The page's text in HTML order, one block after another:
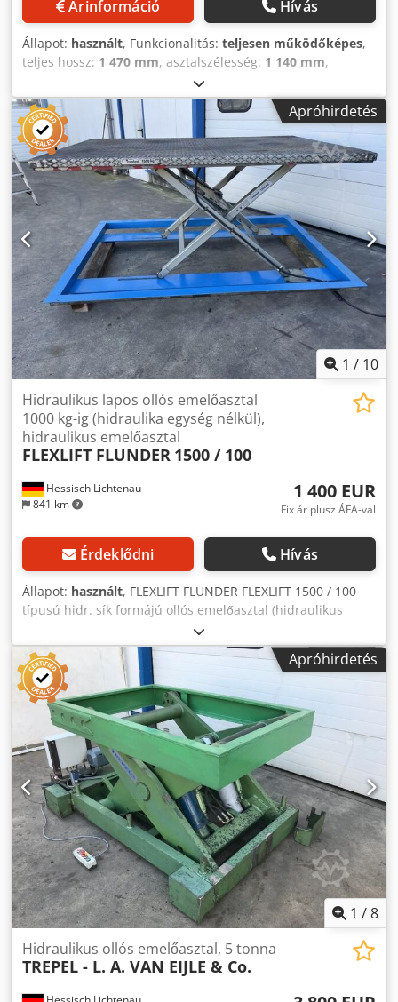
Árinformáció Hívás
Állapot: használt, Funkcionalitás: teljesen működőképes,
teljes hossz: 1 470 mm, asztalszélesség: 1 140 mm,
, munkamagasság:
Ollós emelőasztal raklapok kényelmes munkamagasságba
emeléséhez Dodszf Ehzepfx Ad Ssck
Apróhirdetés
1 / 10
Hessisch Lichtenau
841 km
Hidraulikus lapos ollós emelőasztal
1000 kg-ig (hidraulika egység nélkül),
hidraulikus emelőasztal
FLEXLIFT FLUNDER 1500 / 100
1 400 EUR
Fix ár plusz ÁFA-val
Érdeklődni Hívás
Állapot: használt, FLEXLIFT FLUNDER FLEXLIFT 1500 / 100
típusú hidr. sík formájú ollós emelőasztal (hidraulikus
egység nélkül) Djdol Nbqcopfx Ad Seck Gyártási év 1991
Névleges emelőképesség 1500 kg Emelési kapacitás
(gyakorlatban tesztelve) 1000 kg (kb. 350 bar nyomáson)
Platformméret 2100 x 1400 mm Emelés max. 930 mm
Teljes magasság - alul 100 mm (szerelőkerettel) Teljes
magasság - felül 1030 mm Hidraulikus üzemi nyomás 350
bar = 1000 kg emelőerő A hidraulika motorteljesítménye
1,5 kW Hálózati csatlakozás 400 Volt, 50 Hz - Mechanikus-
hidraulikus biztonsági végálláskapcsolók a biztonsági rúd
működtetésekor leállítják a leeresztési folyamatot. -
hidraulikus egység nélkül - elektromos vezérlés nélkül A
szerelőkeret hossza 2270 mm A szerelőkeret szélessége
1580 mm A szerelőkeret magassága = teljes magasság alul
100 mm Az emelőasztal önsúlya 500 kg Jó állapot
Apróhirdetés
1 /8
Hidraulikus ollós emelőasztal, 5 tonna
TREPEL - L. A. VAN EIJLE & Co.